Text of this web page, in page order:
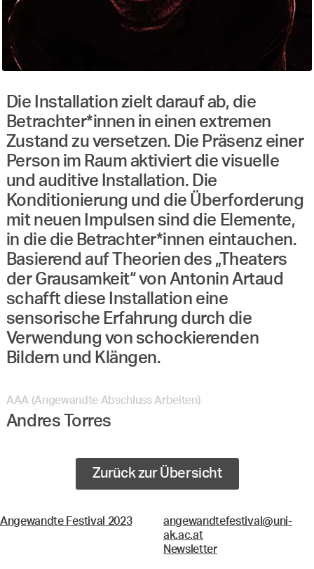
Die Installation zielt darauf ab, die
Betrachter*innen in einen extremen
Zustand zu versetzen. Die Präsenz einer
Person im Raum aktiviert die visuelle
und auditive Installation. Die
Konditionierung und die Überforderung
mit neuen Impulsen sind die Elemente,
in die die Betrachter*innen eintauchen.
Basierend auf Theorien des „Theaters
der Grausamkeit“ von Antonin Artaud
schafft diese Installation eine
sensorische Erfahrung durch die
Verwendung von schockierenden
Bildern und Klängen.
AAA (Angewandte Abschluss Arbeiten)
Andres Torres
Zurück zur Übersicht
Angewandte Festival 2023
angewandtefestival@uni-
ak.ac.at
Newsletter